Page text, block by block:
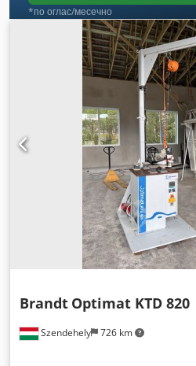
*по оглас/месечно
Szendehely 726 km
Brandt Optimat KTD 820